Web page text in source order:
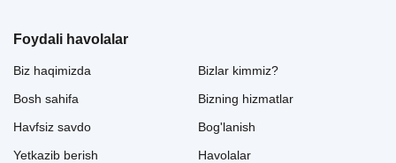
Foydali havolalar
Biz haqimizda
Bosh sahifa
Havfsiz savdo
Yetkazib berish
Bizlar kimmiz?
Bizning hizmatlar
Bog'lanish
Havolalar